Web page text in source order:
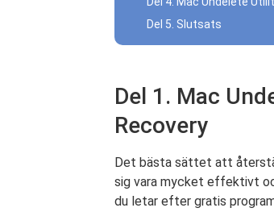
Del 5. Slutsats
Del 1. Mac
Recovery
Det bästa sättet att
sig vara mycket effektivt
du letar efter gratis